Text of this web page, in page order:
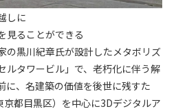
しに
見ることができる
の黒川紀章氏が設計したメタボリズ
ルタワービル」で、老朽化に伴う解
に、名建築の価値を後世に残すた
都目黒区）を中心に3Dデジタルア
者に利用させることはできませ
ドの管理不十分、使用上の過誤、
の使用等による損害について責任
一切責任を負いません。